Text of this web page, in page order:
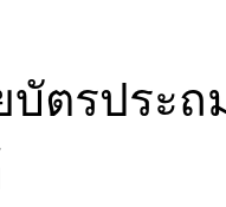
ตรประถ